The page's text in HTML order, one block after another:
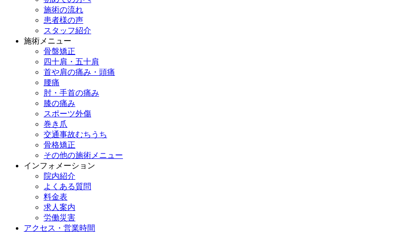
施術の流れ
患者様の声
スタッフ紹介
施術メニュー
骨盤矯正
四十肩・五十肩
首や肩の痛み・頭痛
腰痛
肘・手首の痛み
膝の痛み
スポーツ外傷
巻き爪
交通事故むちうち
骨格矯正
その他の施術メニュー
インフォメーション
院内紹介
よくある質問
料金表
求人案内
労働災害
アクセス・営業時間